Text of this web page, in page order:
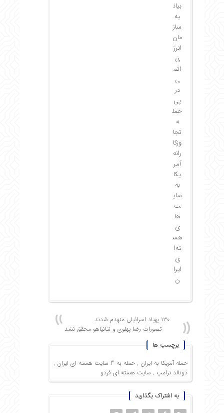
بیان
یه
ساز
مان
انرژ
ی
اتم
ی
در
پی
حمل
ه
تجا
وزکا
رانه
آمر
یکا
به
سای
ت‌
ها
ی
هس
ته‌ا
ی
ایرا
ن
۱۳۰ پهپاد اسرائیلی منهدم شدند
تصورات رضا پهلوی و نتانیاهو محقق نشد
برچسب ها
حمله آمریکا به ایران , حمله به 3 سایت هسته ای ایران
,
دونالد ترامپ , سایت هسته ای فردو
به اشتراک بگذارید